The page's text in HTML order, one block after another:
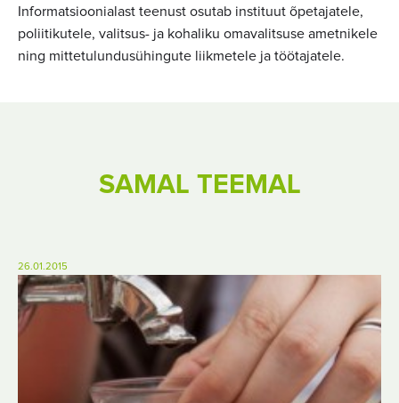
Informatsioonialast teenust osutab instituut õpetajatele,
poliitikutele, valitsus- ja kohaliku omavalitsuse ametnikele
ning mittetulundusühingute liikmetele ja töötajatele.
SAMAL TEEMAL
26.01.2015